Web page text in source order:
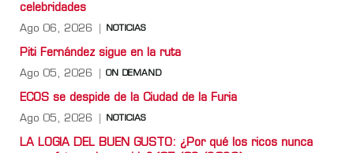
celebridades
Ago 06, 2026 NOTICIAS
Piti Fernández sigue en la ruta
Ago 05, 2026 ON DEMAND
ECOS se despide de la Ciudad de la Furia
Ago 05, 2026 NOTICIAS
LA LOGIA DEL BUEN GUSTO: ¿Por qué los ricos nunca